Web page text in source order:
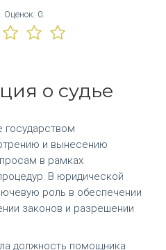
Оценок: 0
о судье
государством
и вынесению
в рамках
В юридической
роль в обеспечении
законов и разрешении
должность помощника